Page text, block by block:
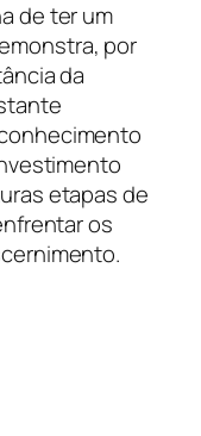
de ter um
por
da
etapas de
os